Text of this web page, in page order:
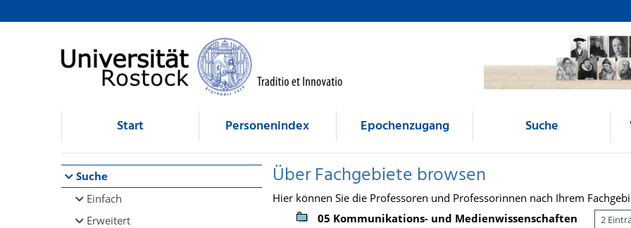
Browsen
direkt zum Inhalt
Start Personenindex Epochenzugang Suche
Suche
Einfach
Erweitert
Über Fachgebiete browsen
Hier können Sie die Professoren und Professorinnen nach Ihrem
05 Kommunikations- und Medienwissenschaften
2